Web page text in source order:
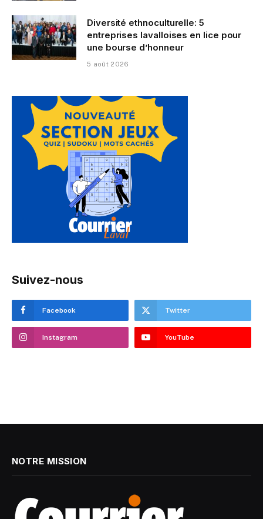
Diversité ethnoculturelle: 5
entreprises lavalloises en lice pour
une bourse d’honneur
5 août 2026
Suivez-nous
Facebook Twitter
Instagram YouTube
NOTRE MISSION